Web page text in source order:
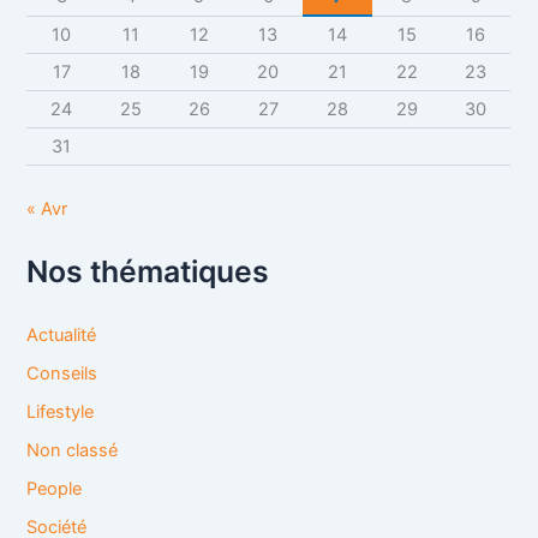
10
11 12 13 14 15
16
17
18 19 20 21 22
23
24
25 26 27 28 29
30
31
« Avr
Nos thématiques
Actualité
Conseils
Lifestyle
Non classé
People
Société